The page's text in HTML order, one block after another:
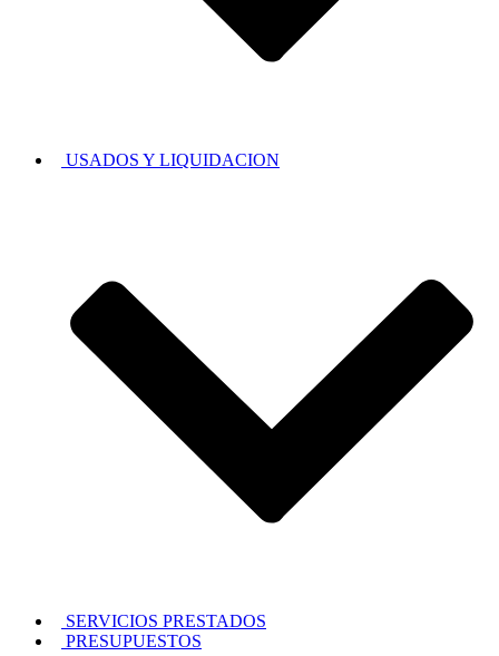
USADOS Y LIQUIDACION
SERVICIOS PRESTADOS
PRESUPUESTOS